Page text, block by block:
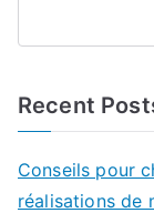
Recent
Conseils pour
réalisations de